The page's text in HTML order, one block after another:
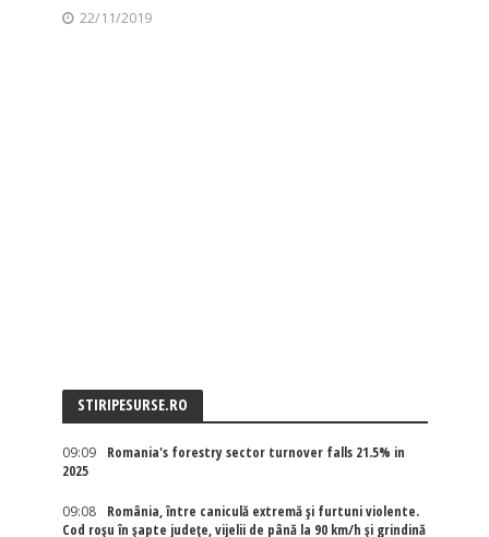
22/11/2019
STIRIPESURSE.RO
09:09
Romania's forestry sector turnover falls 21.5% in
2025
09:08
România, între caniculă extremă și furtuni violente.
Cod roșu în șapte județe, vijelii de până la 90 km/h și grindină